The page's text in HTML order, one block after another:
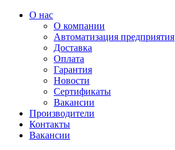
О нас
О компании
Автоматизация предприятия
Доставка
Оплата
Гарантия
Новости
Сертификаты
Вакансии
Производители
Контакты
Вакансии